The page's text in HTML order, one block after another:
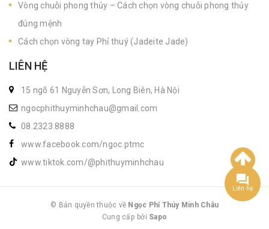
Vòng chuỗi phong thủy – Cách chọn vòng chuỗi phong thủy
đúng mệnh
Cách chọn vòng tay Phỉ thuý (Jadeite Jade)
LIÊN HỆ
15 ngõ 61 Nguyễn Sơn, Long Biên, Hà Nội
ngocphithuyminhchau@gmail.com
08.2323.8888
www.facebook.com/ngoc.ptmc
www.tiktok.com/@phithuyminhchau
© Bản quyền thuộc về Ngọc Phỉ Thúy Minh Châu
|
Cung cấp bởi Sapo
Liên hệ